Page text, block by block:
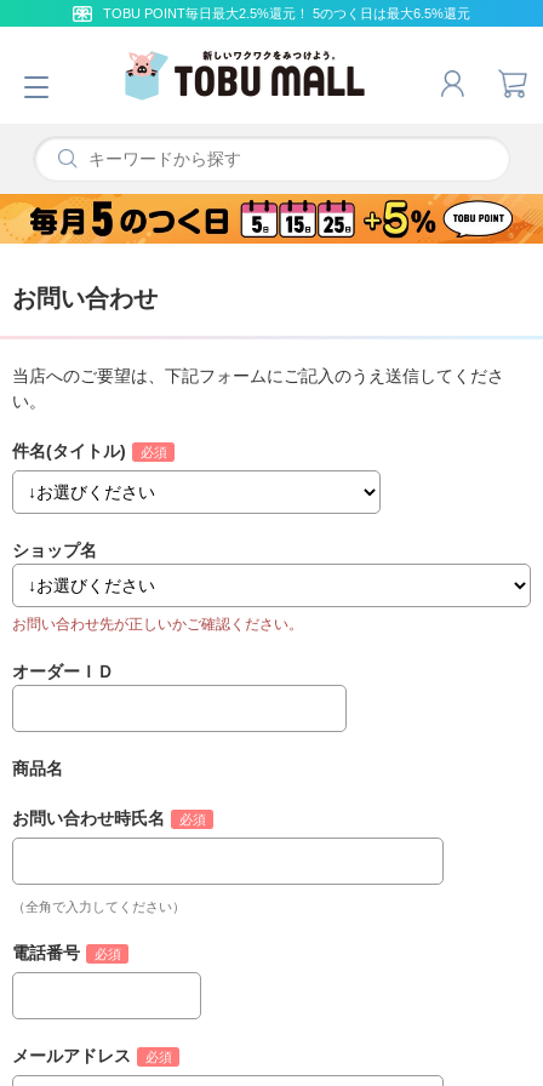
TOBU POINT毎日最大2.5%還元！ 5のつく日は最大6.5%還元
お問い合わせ
当店へのご要望は、下記フォームにご記入のうえ送信してくださ
い。
件名(タイトル)
ショップ名
オーダーＩＤ
商品名
お問い合わせ時氏名
（全角で入力してください）
電話番号
メールアドレス